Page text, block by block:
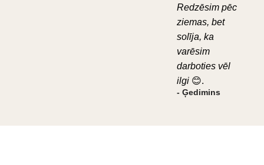
Redzēsim pēc
ziemas, bet
solīja, ka
varēsim
darboties vēl
ilgi 😊.
- Ģedimins